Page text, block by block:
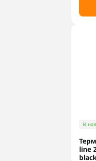
В
line